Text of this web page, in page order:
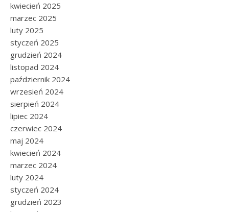
kwiecień 2025
marzec 2025
luty 2025
styczeń 2025
grudzień 2024
listopad 2024
październik 2024
wrzesień 2024
sierpień 2024
lipiec 2024
czerwiec 2024
maj 2024
kwiecień 2024
marzec 2024
luty 2024
styczeń 2024
grudzień 2023